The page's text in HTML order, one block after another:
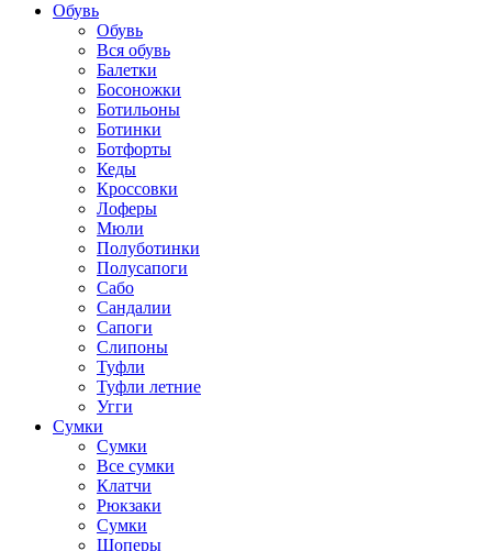
Обувь
Обувь
Вся обувь
Балетки
Босоножки
Ботильоны
Ботинки
Ботфорты
Кеды
Кроссовки
Лоферы
Мюли
Полуботинки
Полусапоги
Сабо
Сандалии
Сапоги
Слипоны
Туфли
Туфли летние
Угги
Сумки
Сумки
Все сумки
Клатчи
Рюкзаки
Сумки
Шоперы